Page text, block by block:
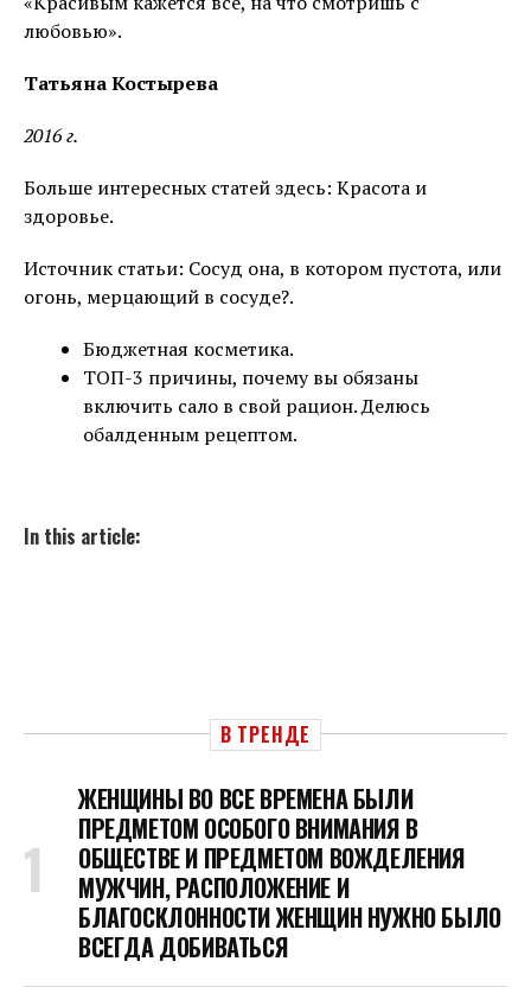
любовью».
Татьяна Костырева
2016 г.
Больше интересных статей здесь: Красота и
здоровье.
Источник статьи: Сосуд она, в котором пустота, или
огонь, мерцающий в сосуде?.
Бюджетная косметика.
ТОП-3 причины, почему вы обязаны
включить сало в свой рацион. Делюсь
обалденным рецептом.
In this article:
В ТРЕНДЕ
ЖЕНЩИНЫ ВО ВСЕ ВРЕМЕНА БЫЛИ
ПРЕДМЕТОМ ОСОБОГО ВНИМАНИЯ В
ОБЩЕСТВЕ И ПРЕДМЕТОМ ВОЖДЕЛЕНИЯ
МУЖЧИН, РАСПОЛОЖЕНИЕ И
БЛАГОСКЛОННОСТИ ЖЕНЩИН НУЖНО БЫЛО
ВСЕГДА ДОБИВАТЬСЯ